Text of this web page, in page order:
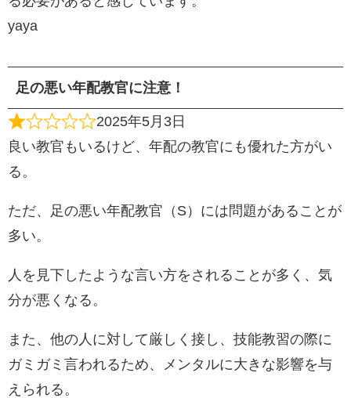
yaya
足の悪い年配教官に注意！
2025年5月3日
良い教官もいるけど、年配の教官にも優れた方がい
る。
ただ、足の悪い年配教官（S）には問題があることが
多い。
人を見下したような言い方をされることが多く、気
分が悪くなる。
また、他の人に対して厳しく接し、技能教習の際に
ガミガミ言われるため、メンタルに大きな影響を与
えられる。